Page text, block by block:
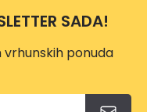
SADA!
vrhunskih ponuda